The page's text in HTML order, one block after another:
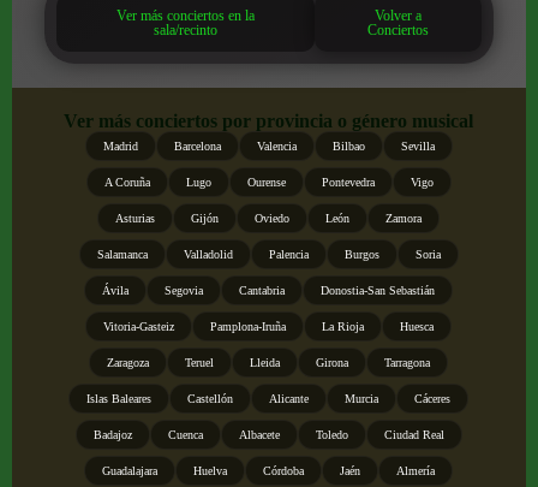
Ver más conciertos en la
sala/recinto
Volver a
Conciertos
Ver más conciertos por provincia o género musical
Madrid Barcelona Valencia Bilbao Sevilla
A Coruña Lugo Ourense Pontevedra Vigo
Asturias Gijón Oviedo León Zamora
Salamanca Valladolid Palencia Burgos Soria
Ávila Segovia Cantabria Donostia-San Sebastián
Vitoria-Gasteiz Pamplona-Iruña La Rioja Huesca
Zaragoza Teruel Lleida Girona Tarragona
Islas Baleares Castellón Alicante Murcia Cáceres
Badajoz Cuenca Albacete Toledo Ciudad Real
Guadalajara Huelva Córdoba Jaén Almería